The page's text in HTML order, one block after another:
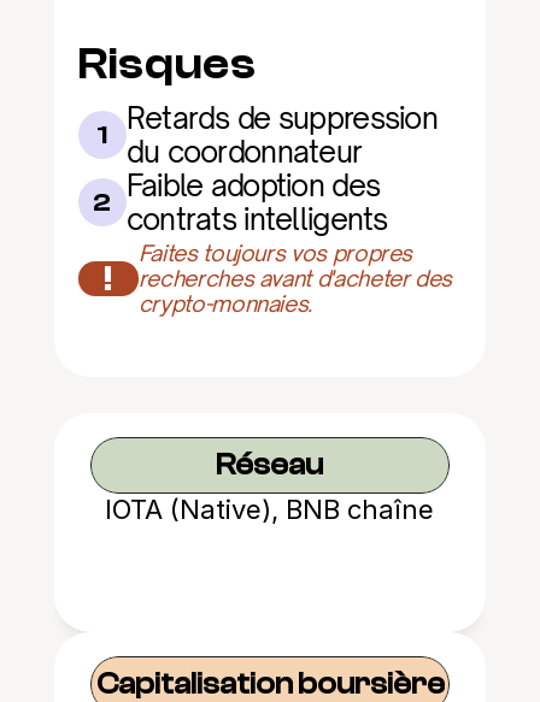
Risques
1
Retards de suppression
du coordonnateur
2 Faible adoption des
contrats intelligents
!
Faites toujours vos propres
recherches avant d'acheter des
crypto-monnaies.
Réseau
IOTA (Native), BNB chaîne
Capitalisation boursière